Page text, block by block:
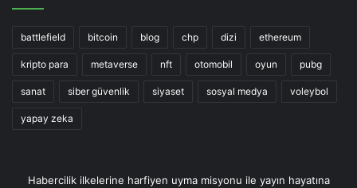
battlefield bitcoin blog chp dizi ethereum
kripto para metaverse nft otomobil oyun pubg
sanat siber güvenlik siyaset sosyal medya voleybol
yapay zeka
Habercilik ilkelerine harfiyen uyma misyonu ile yayın hayatına